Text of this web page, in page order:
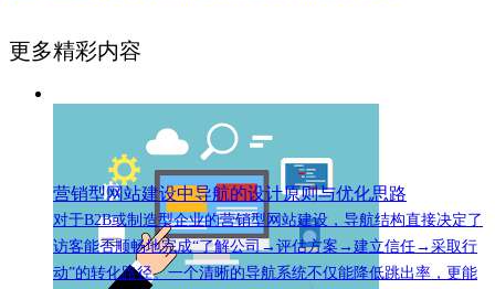
更多精彩内容
营销型网站建设中导航的设计原则与优化思路
对于B2B或制造型企业的营销型网站建设，导航结构直接决定了
访客能否顺畅地完成“了解公司→评估方案→建立信任→采取行
动”的转化路径。一个清晰的导航系统不仅能降低跳出率，更能